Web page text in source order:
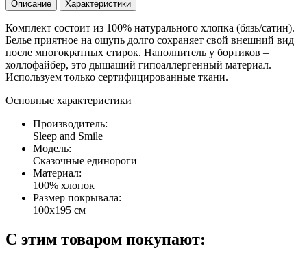
Описание Характеристики
Комплект состоит из 100% натурального хлопка (бязь/сатин).
Белье приятное на ощупь долго сохраняет свой внешний вид
после многократных стирок. Наполнитель у бортиков –
холлофайбер, это дышащий гипоаллергенный материал.
Используем только сертифицированные ткани.
Основные характеристики
Производитель:
Sleep and Smile
Модель:
Сказочные единороги
Материал:
100% хлопок
Размер покрывала:
100х195 см
С этим товаром покупают: